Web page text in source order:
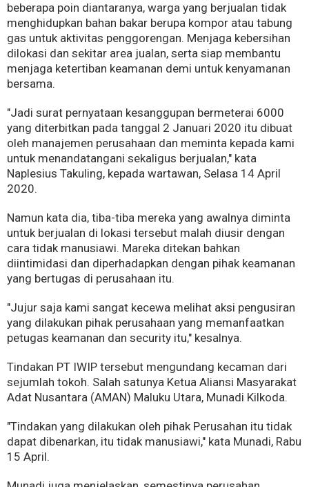
beberapa poin diantaranya, warga yang berjualan tidak
menghidupkan bahan bakar berupa kompor atau tabung
gas untuk aktivitas penggorengan. Menjaga kebersihan
dilokasi dan sekitar area jualan, serta siap membantu
menjaga ketertiban keamanan demi untuk kenyamanan
bersama.
"Jadi surat pernyataan kesanggupan bermeterai 6000
yang diterbitkan pada tanggal 2 Januari 2020 itu dibuat
oleh manajemen perusahaan dan meminta kepada kami
untuk menandatangani sekaligus berjualan," kata
Naplesius Takuling, kepada wartawan, Selasa 14 April
2020.
Namun kata dia, tiba-tiba mereka yang awalnya diminta
untuk berjualan di lokasi tersebut malah diusir dengan
cara tidak manusiawi. Mareka ditekan bahkan
diintimidasi dan diperhadapkan dengan pihak keamanan
yang bertugas di perusahaan itu.
"Jujur saja kami sangat kecewa melihat aksi pengusiran
yang dilakukan pihak perusahaan yang memanfaatkan
petugas keamanan dan security itu," kesalnya.
Tindakan PT IWIP tersebut mengundang kecaman dari
sejumlah tokoh. Salah satunya Ketua Aliansi Masyarakat
Adat Nusantara (AMAN) Maluku Utara, Munadi Kilkoda.
"Tindakan yang dilakukan oleh pihak Perusahan itu tidak
dapat dibenarkan, itu tidak manusiawi," kata Munadi, Rabu
15 April.